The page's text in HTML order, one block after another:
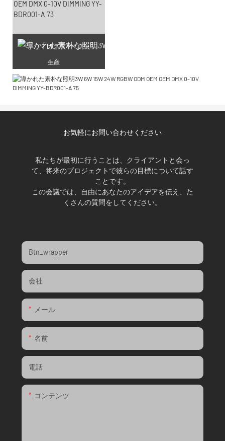
カスタマイズレーザー彫刻
生産
お気軽にお問い合わせください
私たちが最初に行うことは、クライアントと会っ
て、将来のプロジェクトで彼らの目標について話す
ことです。
この会議では、自由にあなたのアイデアを伝え、た
くさんの質問をしてください。
Btn_wrapper
会社
メール
名前
電話
コンテンツ